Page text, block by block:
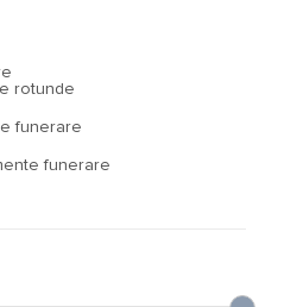
rotunde
funerare
funerare